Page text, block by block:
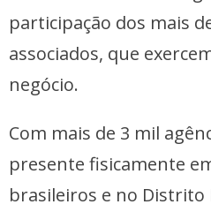
participação dos mais
associados, que
negócio.
Com mais de 3 mil
presente fisicamente
brasileiros e no Distrito